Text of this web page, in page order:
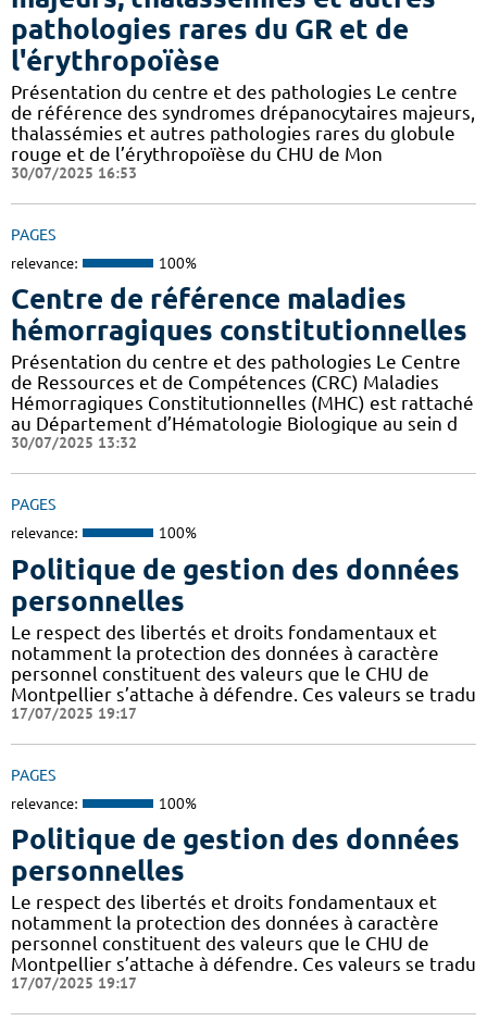
pathologies rares du GR et de
l'érythropoïèse
Présentation du centre et des pathologies Le centre
de référence des syndromes drépanocytaires majeurs,
thalassémies et autres pathologies rares du globule
rouge et de l’érythropoïèse du CHU de Mon
30/07/2025 16:53
PAGES
relevance: 100%
Centre de référence maladies
hémorragiques constitutionnelles
Présentation du centre et des pathologies Le Centre
de Ressources et de Compétences (CRC) Maladies
Hémorragiques Constitutionnelles (MHC) est rattaché
au Département d’Hématologie Biologique au sein d
30/07/2025 13:32
PAGES
relevance: 100%
Politique de gestion des données
personnelles
Le respect des libertés et droits fondamentaux et
notamment la protection des données à caractère
personnel constituent des valeurs que le CHU de
Montpellier s’attache à défendre. Ces valeurs se tradu
17/07/2025 19:17
PAGES
relevance: 100%
Politique de gestion des données
personnelles
Le respect des libertés et droits fondamentaux et
notamment la protection des données à caractère
personnel constituent des valeurs que le CHU de
Montpellier s’attache à défendre. Ces valeurs se tradu
17/07/2025 19:17